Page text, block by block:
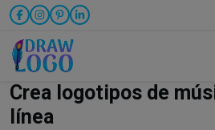
Crea logotipos de
línea